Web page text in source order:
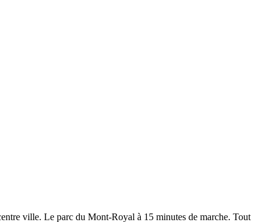
ville. Le parc du Mont-Royal à 15 minutes de marche. Tout